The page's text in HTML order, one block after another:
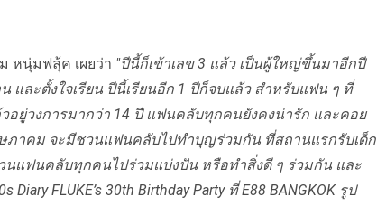
หนุ่มฟลุ้ค เผยว่า "ปีนี้ก็เข้าเลข 3 แล้ว เป็นผู้ใหญ่ขึ้นมาอีกปี
ละตั้งใจเรียน ปีนี้เรียนอีก 1 ปีก็จบแล้ว สำหรับแฟน ๆ ที่
อยู่วงการมากว่า 14 ปี แฟนคลับทุกคนยังคงน่ารัก และคอย
ภาคม จะมีชวนแฟนคลับไปทำบุญร่วมกัน ที่สถานแรกรับเด็ก
นแฟนคลับทุกคนไปร่วมแบ่งปัน หรือทำสิ่งดี ๆ ร่วมกัน และ
FLUKE’s 30th Birthday Party ที่ E88 BANGKOK รูป